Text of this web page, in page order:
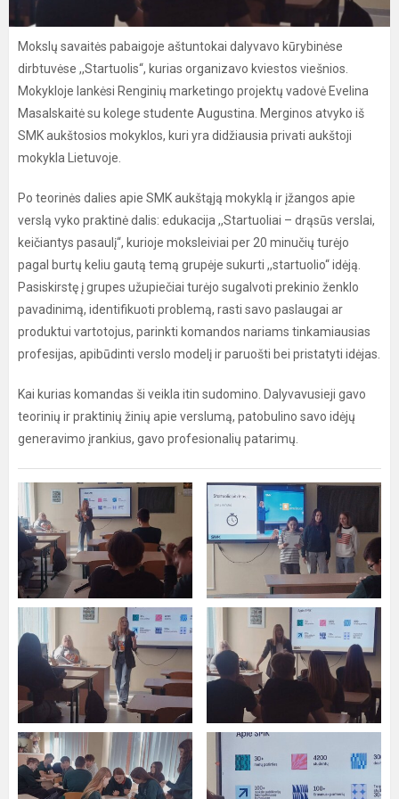
Mokslų savaitės pabaigoje aštuntokai dalyvavo kūrybinėse
dirbtuvėse ,,Startuolis“, kurias organizavo kviestos viešnios.
Mokykloje lankėsi Renginių marketingo projektų vadovė Evelina
Masalskaitė su kolege studente Augustina. Merginos atvyko iš
SMK aukštosios mokyklos, kuri yra didžiausia privati aukštoji
mokykla Lietuvoje.
Po teorinės dalies apie SMK aukštąją mokyklą ir įžangos apie
verslą vyko praktinė dalis: edukacija ,,Startuoliai – drąsūs verslai,
keičiantys pasaulį“, kurioje moksleiviai per 20 minučių turėjo
pagal burtų keliu gautą temą grupėje sukurti ,,startuolio“ idėją.
Pasiskirstę į grupes užupiečiai turėjo sugalvoti prekinio ženklo
pavadinimą, identifikuoti problemą, rasti savo paslaugai ar
produktui vartotojus, parinkti komandos nariams tinkamiausias
profesijas, apibūdinti verslo modelį ir paruošti bei pristatyti idėjas.
Kai kurias komandas ši veikla itin sudomino. Dalyvavusieji gavo
teorinių ir praktinių žinių apie verslumą, patobulino savo idėjų
generavimo įrankius, gavo profesionalių patarimų.